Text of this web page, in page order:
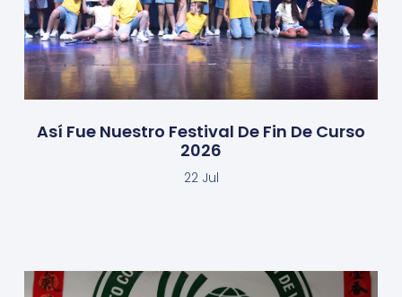
Así Fue Nuestro Festival De Fin De Curso
2026
22 Jul